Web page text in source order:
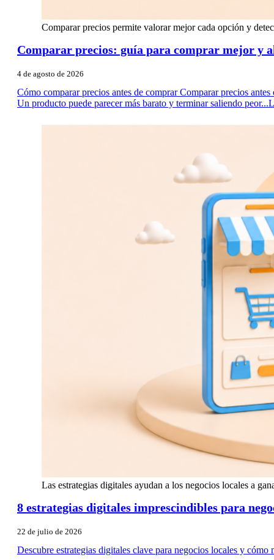
Comparar precios permite valorar mejor cada opción y
Comparar precios: guía para comprar mejor y
4 de agosto de 2026
Cómo comparar precios antes de comprar Comparar precios
Un producto puede parecer más barato y terminar saliendo peor...
Las estrategias digitales ayudan a los negocios locales a
8 estrategias digitales imprescindibles para
22 de julio de 2026
Descubre estrategias digitales clave para negocios locales y